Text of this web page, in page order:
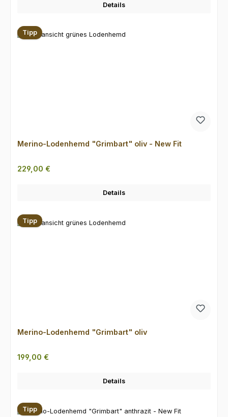
Details
Tipp
Merino-Lodenhemd "Grimbart" oliv - New Fit
Regulärer Preis:
229,00 €
Details
Tipp
Merino-Lodenhemd "Grimbart" oliv
Regulärer Preis:
199,00 €
Details
Tipp